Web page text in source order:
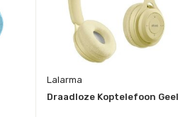
Lalarma
Draadloze Koptelefoon Geel